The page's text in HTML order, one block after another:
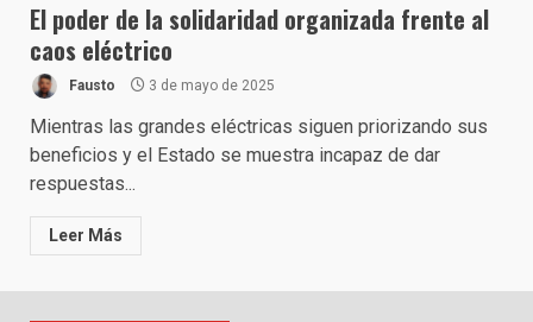
El poder de la solidaridad organizada frente al
caos eléctrico
Fausto 3 de mayo de 2025
Mientras las grandes eléctricas siguen priorizando sus
beneficios y el Estado se muestra incapaz de dar
respuestas...
Leer Más